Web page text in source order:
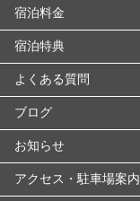
宿泊料金
宿泊特典
よくある質問
ブログ
お知らせ
アクセス・駐車場案内